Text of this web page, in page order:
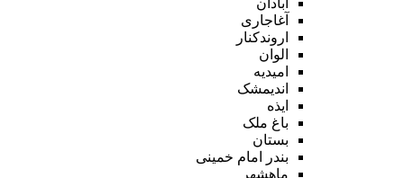
آغاجاری
اروندکنار
الوان
امیدیه
اندیمشک
ایذه
باغ ملک
بستان
بندر امام خمینی
ماهشهر